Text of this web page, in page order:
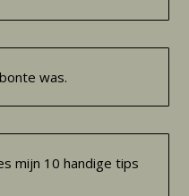
was.
mijn 10 handige tips